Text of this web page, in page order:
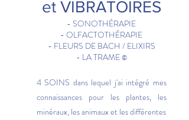
et VIBRATOIRES
- SONOTHÉRAPIE
- OLFACTOTHÉRAPIE
- FLEURS DE BACH / ELIXIRS
- LA TRAME©
4 SOINS dans lequel j'ai intégré mes
connaissances pour les plantes, les
minéraux, les animaux et les différentes